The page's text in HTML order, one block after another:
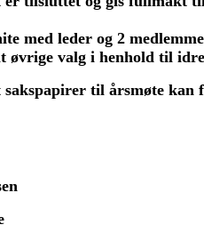
med leder og 2
øvrige valg i henhold til
til årsmøte kan